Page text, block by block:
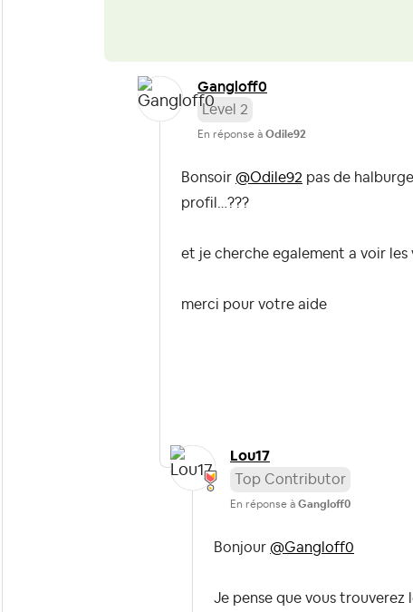
Gangloff0
Level 2
En réponse à Odile92
Bonsoir @Odile92 pas de
profil…???
et je cherche egalement a voir les
merci pour votre aide
Lou17
Top Contributor
En réponse à Gangloff0
Bonjour @Gangloff0
Je pense que vous trouverez